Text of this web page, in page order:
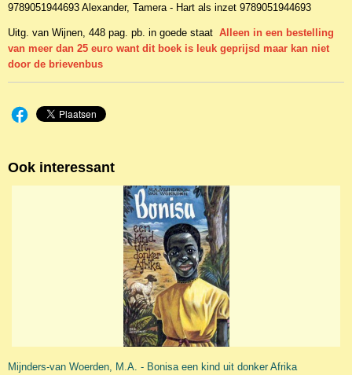
9789051944693 Alexander, Tamera - Hart als inzet 9789051944693
Uitg. van Wijnen, 448 pag. pb. in goede staat Alleen in een bestelling
van meer dan 25 euro want dit boek is leuk geprijsd maar kan niet
door de brievenbus
Ook interessant
Mijnders-van Woerden, M.A. - Bonisa een kind uit donker Afrika